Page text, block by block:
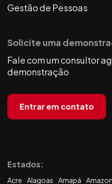
Gestão de Pessoas
Solicite uma
Fale com um consultor
demonstração
Entrar em contato
Estados:
Acre Alagoas Amapá